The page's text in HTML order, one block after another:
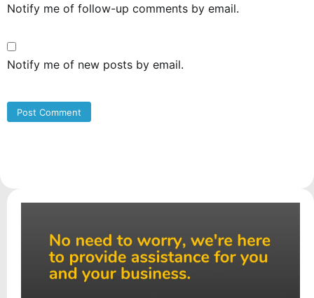
Notify me of follow-up comments by email.
Notify me of new posts by email.